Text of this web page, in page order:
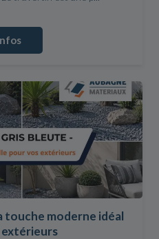
touche moderne idéal